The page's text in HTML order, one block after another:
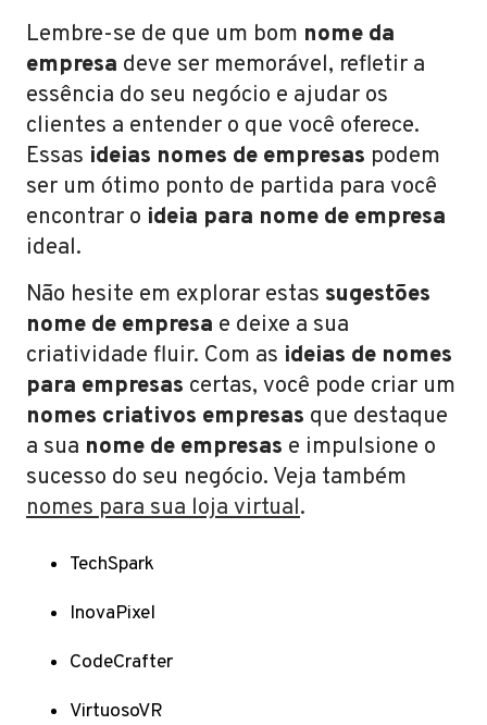
Lembre-se de que um bom nome da
empresa deve ser memorável, refletir a
essência do seu negócio e ajudar os
clientes a entender o que você oferece.
Essas ideias nomes de empresas podem
ser um ótimo ponto de partida para você
encontrar o ideia para nome de empresa
ideal.
Não hesite em explorar estas sugestões
nome de empresa e deixe a sua
criatividade fluir. Com as ideias de nomes
para empresas certas, você pode criar um
nomes criativos empresas que destaque
a sua nome de empresas e impulsione o
sucesso do seu negócio. Veja também
nomes para sua loja virtual.
TechSpark
InovaPixel
CodeCrafter
VirtuosoVR